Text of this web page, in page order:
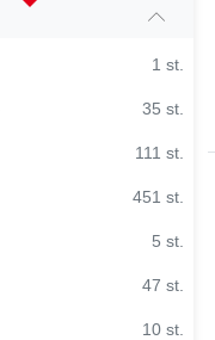
1 st.
35 st.
111 st.
451 st.
5 st.
47 st.
10 st.